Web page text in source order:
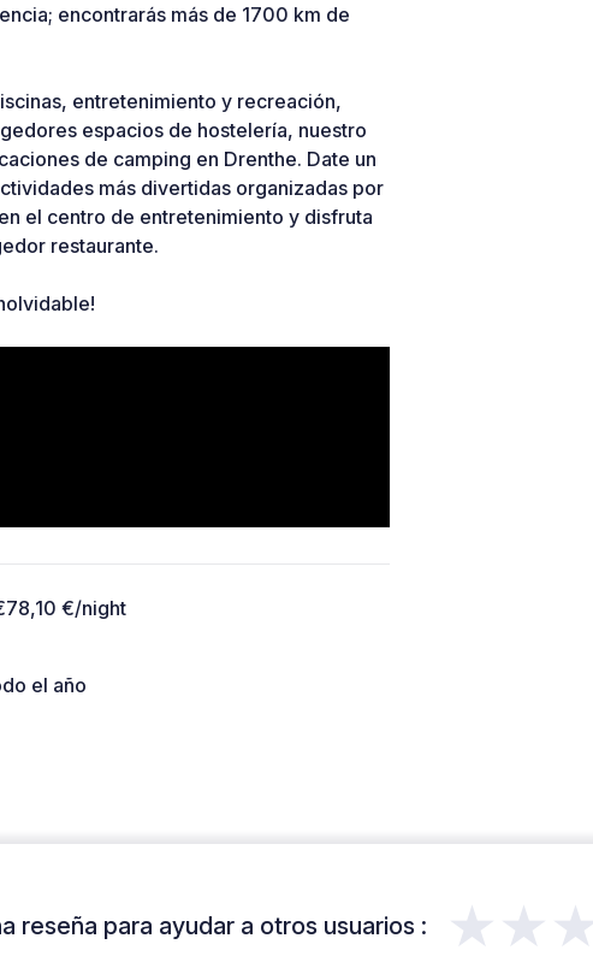
encontrarás más de 1700 km de
entretenimiento y recreación,
espacios de hostelería, nuestro
de camping en Drenthe. Date un
más divertidas organizadas por
el centro de entretenimiento y disfruta
restaurante.
€/night
el año
reseña para ayudar a otros usuarios :